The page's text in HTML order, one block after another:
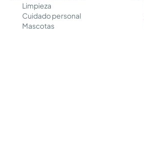
Limpieza
Cuidado personal
Mascotas